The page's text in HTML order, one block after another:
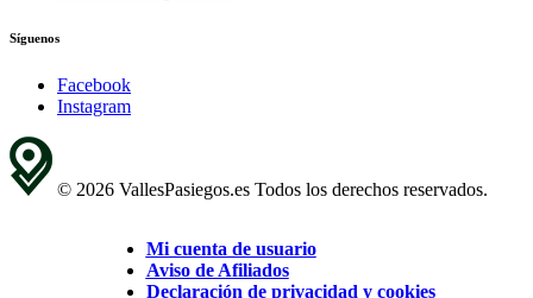
Síguenos
Facebook
Instagram
© 2026 VallesPasiegos.es Todos los derechos reservados.
Mi cuenta de usuario
Aviso de Afiliados
Declaración de privacidad y cookies